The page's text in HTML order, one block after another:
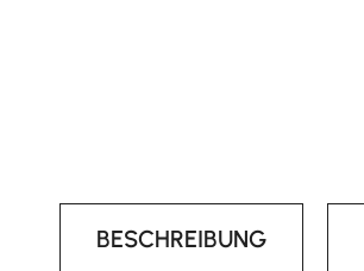
BESCHREIBUNG